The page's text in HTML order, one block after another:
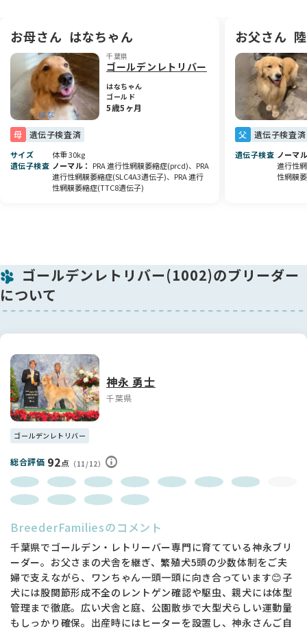
そんな素晴らしいパパとママのもとに誕生した、最後の大切な
子になります。
しっかりした体つきと、どこか安心感のある雰囲気はパパ譲
り、穏やかさや優しい眼差しはママ譲りだと感じています。
日々のふれあいの中でも、人に対してとても素直で、将来が楽
しみな男の子です。
🏠 ご見学について
父親・母親ともに犬舎におりますので、実際にご覧いただきな
がら、この子の成長やご両親の性格・雰囲気も感じていただけ
ます。
ぜひご見学の上、じっくりご検討いただけましたら嬉しいです
お母さん はなちゃん
千葉県
ゴールデンレトリバー
はなちゃん
ゴールド
5歳5ヶ月
母 遺伝子検査済
サイズ
体重 30kg
遺伝子検査 ノーマル
PRA 進行性網膜萎縮症(prcd)、PRA
進行性網膜萎縮症(SLC4A3遺伝子)、PRA 進行
性網膜萎縮症(TTC8遺伝子)
お父さん
父 遺伝子検査済
遺伝子検査 ノーマ
進行性
性網膜
ゴールデンレトリバー(1002)のブリーダー
について
神永 勇士
千葉県
ゴールデンレトリバー
総合評価 92点 （11/12）
BreederFamiliesのコメント
千葉県でゴールデン・レトリーバー専門に育てている神永ブリ
ーダー。お父さまの犬舎を継ぎ、繁殖犬5頭の少数体制をご夫
婦で支えながら、ワンちゃん一頭一頭に向き合っています😊子
犬には股関節形成不全のレントゲン確認や駆虫、親犬には体型
管理まで徹底。広い犬舎と庭、公園散歩で大型犬らしい運動量
もしっかり確保。出産時にはヒーターを設置し、神永さんご自